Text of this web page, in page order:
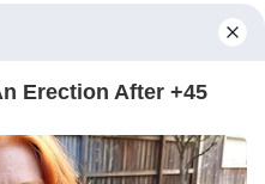
користування